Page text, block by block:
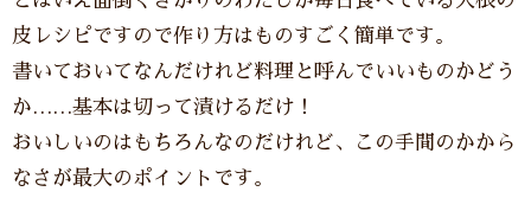
皮レシピですので作り方はものすごく簡単です。
書いておいてなんだけれど料理と呼んでいいものかどう
か……基本は切って漬けるだけ！
おいしいのはもちろんなのだけれど、この手間のかから
なさが最大のポイントです。